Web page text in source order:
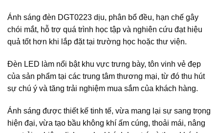
Ánh sáng đèn DGT0223 dịu, phân bổ đều, hạn chế gây
chói mắt, hỗ trợ quá trình học tập và nghiên cứu đạt hiệu
quả tốt hơn khi lắp đặt tại trường học hoặc thư viện.
Đèn LED làm nổi bật khu vực trưng bày, tôn vinh vẻ đẹp
của sản phẩm tại các trung tâm thương mại, từ đó thu hút
sự chú ý và tăng trải nghiệm mua sắm của khách hàng.
Ánh sáng được thiết kế tinh tế, vừa mang lại sự sang trọng
hiện đại, vừa tạo bầu không khí ấm cúng, thoải mái, nâng